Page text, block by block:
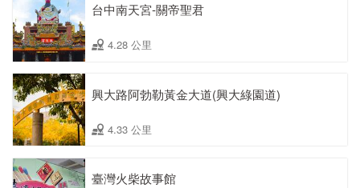
台中南天宮-關帝聖君
4.28 公里
興大路阿勃勒黃金大道(興大綠園道)
4.33 公里
臺灣火柴故事館